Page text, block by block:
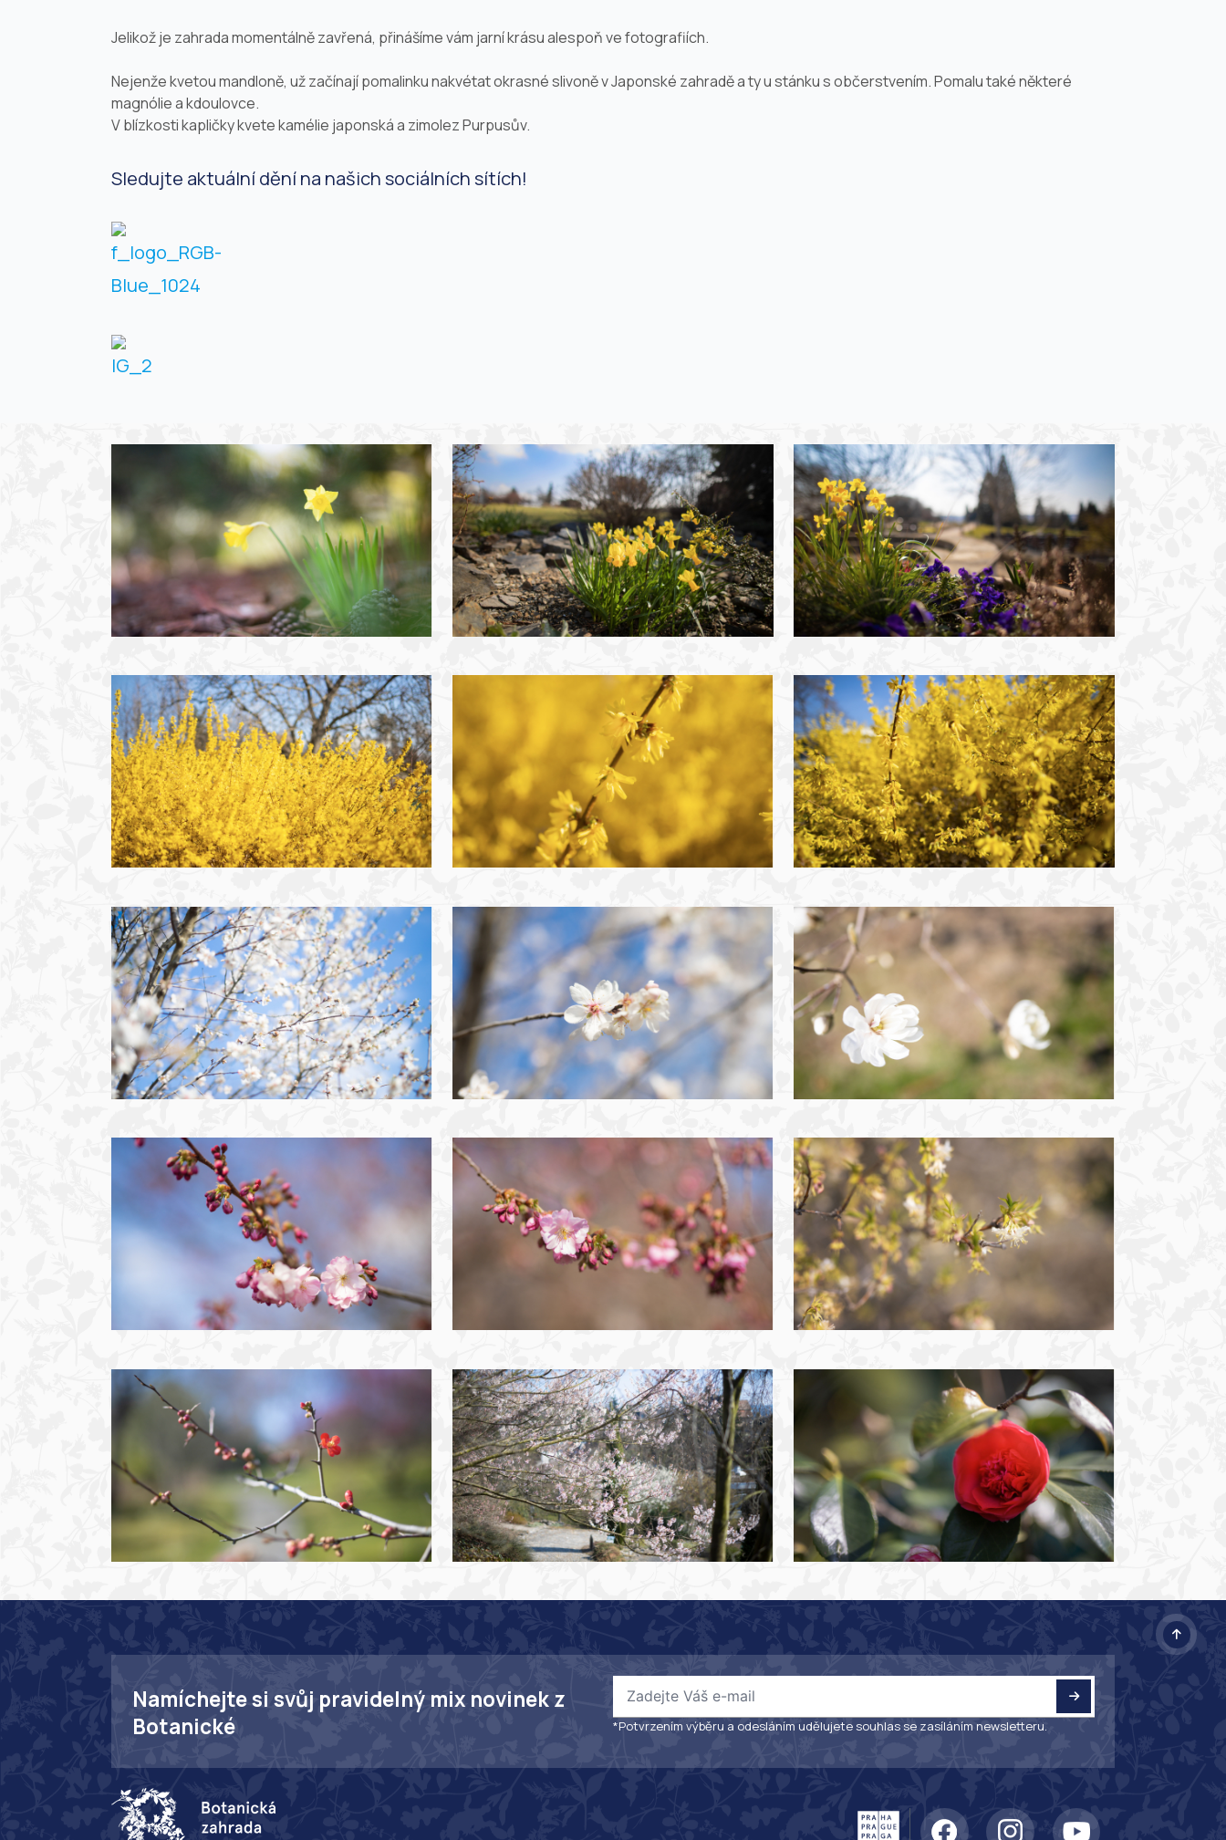
Jelikož je zahrada momentálně zavřená, přinášíme vám jarní krásu alespoň ve fotografiích.
Nejenže kvetou mandloně, už začínají pomalinku nakvétat okrasné slivoně v Japonské zahradě a ty u stánku s občerstvením. Pomalu také některé
magnólie a kdoulovce.
V blízkosti kapličky kvete kamélie japonská a zimolez Purpusův.
Sledujte aktuální dění na našich sociálních sítích!
Namíchejte si svůj pravidelný mix novinek z
Botanické
*Potvrzením výběru a odesláním udělujete souhlas se zasíláním newsletteru.